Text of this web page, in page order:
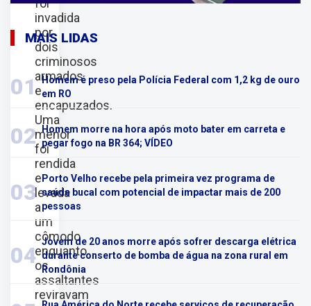
invadida
por
dois
criminosos
armados
e
encapuzados.
Uma
menor
foi
rendida
e
levada
a
um
cômodo
enquanto
os
assaltantes
reviravam
MAIS LIDAS
01 Homem é preso pela Polícia Federal com 1,2 kg de ouro
em RO
02
Homem morre na hora após moto bater em carreta e
pegar fogo na BR 364; VÍDEO
03
Porto Velho recebe pela primeira vez programa de
saúde bucal com potencial de impactar mais de 200
pessoas
04
Jovem de 20 anos morre após sofrer descarga elétrica
durante conserto de bomba de água na zona rural em
Rondônia